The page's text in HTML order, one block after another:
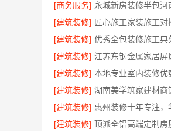
[商务服务]
[建筑装修]
[建筑装修] 优秀全包装修施工
[建筑装修]
[建筑装修]
[建筑装修]
[建筑装修] 惠州装修十年专注
[建筑装修] 顶派全铝高端定制